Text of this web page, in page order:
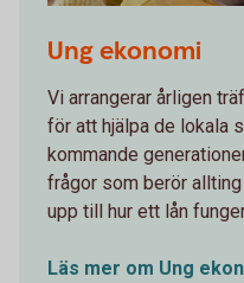
Ung ekonomi
Vi arrangerar årligen
för att hjälpa de lokala
kommande
frågor som berör
upp till hur ett lån
Läs mer om Ung